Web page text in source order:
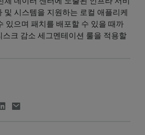
및 시스템을 지원하는 로컬 애플리케
있으며 패치를 배포할 수 있을 때까
스크 감소 세그멘테이션 룰을 적용할